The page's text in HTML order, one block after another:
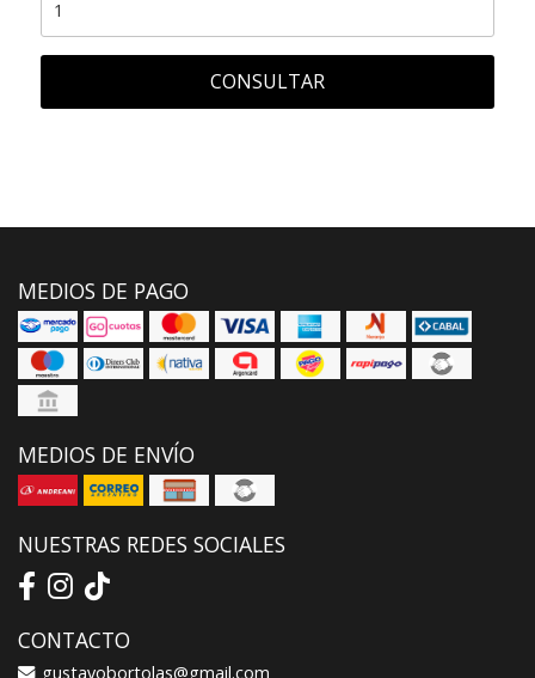
CONSULTAR
MEDIOS DE PAGO
MEDIOS DE ENVÍO
NUESTRAS REDES SOCIALES
CONTACTO
gustavobortolas@gmail.com